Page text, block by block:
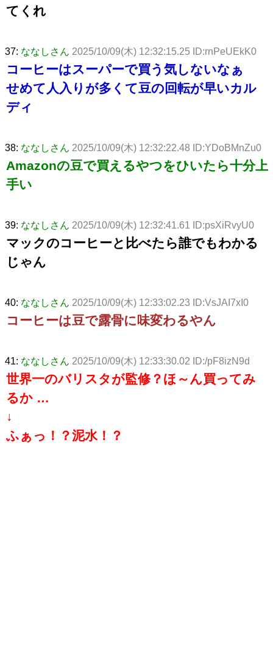
てくれ
37: ななしさん 2025/10/09(木) 12:32:15.25 ID:rnPeUEkK0
コーヒーはスーパーで買う気しないなぁ
せめて人入りが多くて豆の回転が早いカル
ディ
38: ななしさん 2025/10/09(木) 12:32:22.48 ID:YDoBMnZu0
Amazonの豆で買えるやつをひいたら十分上
手い
39: ななしさん 2025/10/09(木) 12:32:41.61 ID:psXiRvyU0
マックのコーヒーと比べたら誰でもわかる
じゃん
40: ななしさん 2025/10/09(木) 12:33:02.23 ID:VsJAI7xI0
コーヒーは豆で露骨に味変わるやん
41: ななしさん 2025/10/09(木) 12:33:30.02 ID:/pF8izN9d
世界一のバリスタが監修？ほ～ん買ってみ
るか …
↓
ふぁっ！？泥水！？